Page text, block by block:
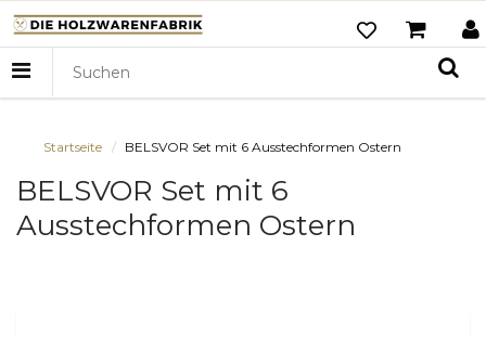
Startseite BELSVOR Set mit 6 Ausstechformen Ostern
BELSVOR Set mit 6
Ausstechformen Ostern